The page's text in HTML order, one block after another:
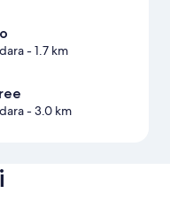
- 1.7 km
- 3.0 km